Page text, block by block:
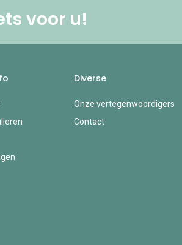
voor u!
Diverse
Onze vertegenwoordigers
Contact